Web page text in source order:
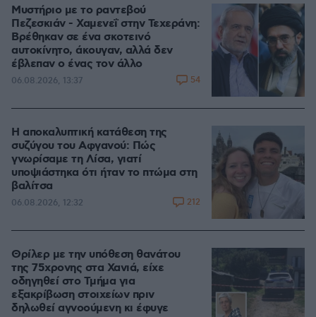
Μυστήριο με το ραντεβού
Πεζεσκιάν - Χαμενεΐ στην Τεχεράνη:
Βρέθηκαν σε ένα σκοτεινό
αυτοκίνητο, άκουγαν, αλλά δεν
έβλεπαν ο ένας τον άλλο
06.08.2026, 13:37 54
Η αποκαλυπτική κατάθεση της
συζύγου του Αφγανού: Πώς
γνωρίσαμε τη Λίσα, γιατί
υποψιάστηκα ότι ήταν το πτώμα στη
βαλίτσα
06.08.2026, 12:32 212
Θρίλερ με την υπόθεση θανάτου
της 75χρονης στα Χανιά, είχε
οδηγηθεί στο Τμήμα για
εξακρίβωση στοιχείων πριν
δηλωθεί αγνοούμενη κι έφυγε